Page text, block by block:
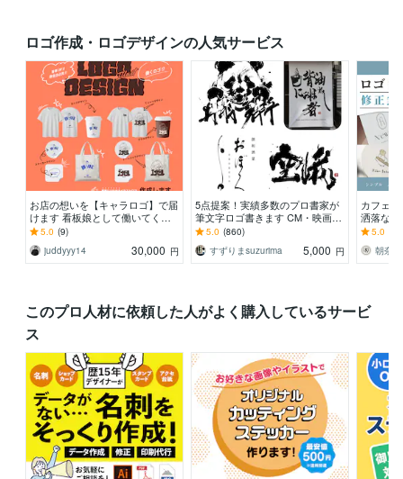
ロゴ作成・ロゴデザインの人気サービス
お店の想いを【キャラロゴ】で届
けます 看板娘として働いてくれ
るキャラロゴを作成いたします
5.0 (9)
juddyyy14
30,000 円
5点提案！実績多数のプロ書家が
筆文字ロゴ書きます CM・映画タ
イトル起用実績あり！書道家が墨
絵・筆文字書きます
5.0 (860)
すずりまsuzurima
5,000 円
カフェ
洒落な
制限で
ロゴを
5.0
朝奈◎
このプロ人材に依頼した人がよく購入しているサービ
ス